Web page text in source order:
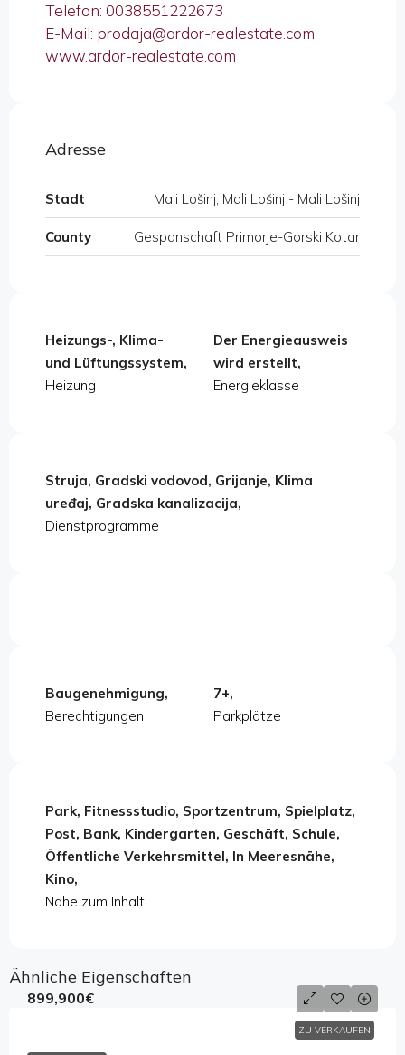
Telefon: 0038551222673
E-Mail: prodaja@ardor-realestate.com
www.ardor-realestate.com
Adresse
Stadt Mali Lošinj, Mali Lošinj - Mali Lošinj
County Gespanschaft Primorje-Gorski Kotar
Heizungs-, Klima-
und Lüftungssystem,
Heizung
Der Energieausweis
wird erstellt,
Energieklasse
Struja, Gradski vodovod, Grijanje, Klima
uređaj, Gradska kanalizacija,
Dienstprogramme
Baugenehmigung,
Berechtigungen
7+,
Parkplätze
Park, Fitnessstudio, Sportzentrum, Spielplatz,
Post, Bank, Kindergarten, Geschäft, Schule,
Öffentliche Verkehrsmittel, In Meeresnähe,
Kino,
Nähe zum Inhalt
Ähnliche Eigenschaften
ZU VERKAUFEN
899,900€